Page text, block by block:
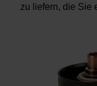
zu liefern, die Sie